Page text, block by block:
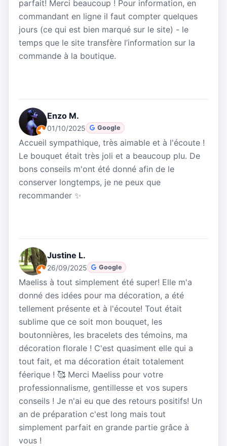
parfait! Merci beaucoup ! Pour information, en
commandant en ligne il faut compter quelques
jours (ce qui est bien marqué sur le site) - le
temps que le site transfère l’information sur la
commande à la boutique.
Enzo M.
01/10/2025 Google
Accueil sympathique, très aimable et à l'écoute !
Le bouquet était très joli et a beaucoup plu. De
bons conseils m'ont été donné afin de le
conserver longtemps, je ne peux que
recommander ✨
Justine L.
26/09/2025 Google
Maeliss à tout simplement été super! Elle m'a
donné des idées pour ma décoration, a été
tellement présente et à l'écoute! Tout était
sublime que ce soit mon bouquet, les
boutonnières, les bracelets des témoins, ma
décoration florale ! C'est quasiment elle qui a
tout fait, et ma décoration était totalement
féerique ! 🥰 Merci Maeliss pour votre
professionnalisme, gentillesse et vos supers
conseils ! Je n'ai eu que des retours positifs! Un
an de préparation c'est long mais tout
simplement parfait en grande partie grâce à
vous !